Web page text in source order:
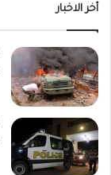
أخر الاخبار